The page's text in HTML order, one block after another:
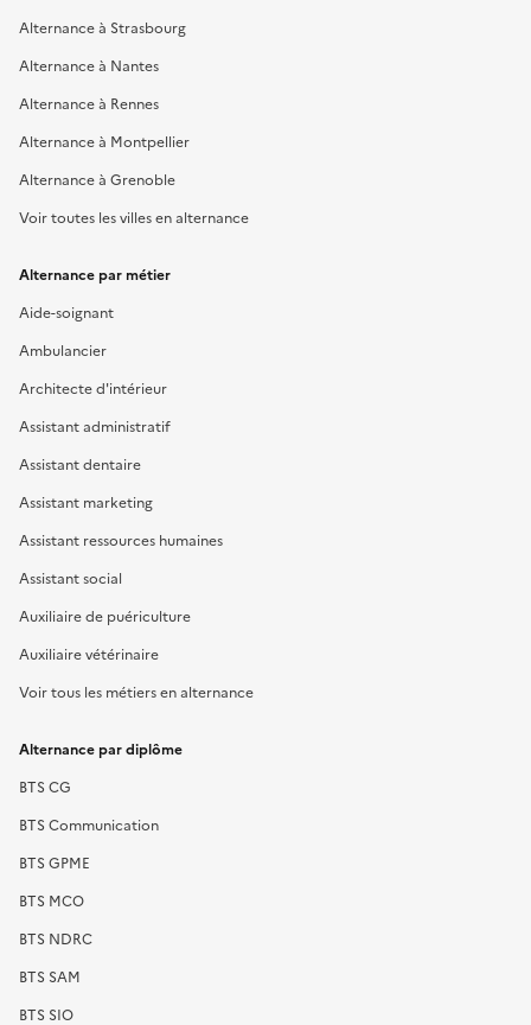
Alternance à Strasbourg
Alternance à Nantes
Alternance à Rennes
Alternance à Montpellier
Alternance à Grenoble
Voir toutes les villes en alternance
Alternance par métier
Aide-soignant
Ambulancier
Architecte d'intérieur
Assistant administratif
Assistant dentaire
Assistant marketing
Assistant ressources humaines
Assistant social
Auxiliaire de puériculture
Auxiliaire vétérinaire
Voir tous les métiers en alternance
Alternance par diplôme
BTS CG
BTS Communication
BTS GPME
BTS MCO
BTS NDRC
BTS SAM
BTS SIO